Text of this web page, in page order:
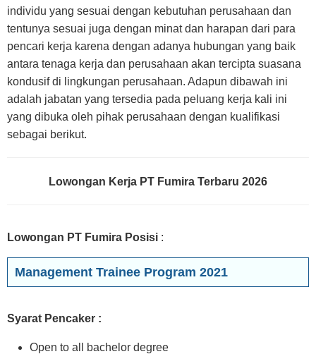
individu yang sesuai dengan kebutuhan perusahaan dan
tentunya sesuai juga dengan minat dan harapan dari para
pencari kerja karena dengan adanya hubungan yang baik
antara tenaga kerja dan perusahaan akan tercipta suasana
kondusif di lingkungan perusahaan. Adapun dibawah ini
adalah jabatan yang tersedia pada peluang kerja kali ini
yang dibuka oleh pihak perusahaan dengan kualifikasi
sebagai berikut.
Lowongan Kerja PT Fumira Terbaru 2026
Lowongan PT Fumira Posisi :
Management Trainee Program 2021
Syarat Pencaker :
Open to all bachelor degree